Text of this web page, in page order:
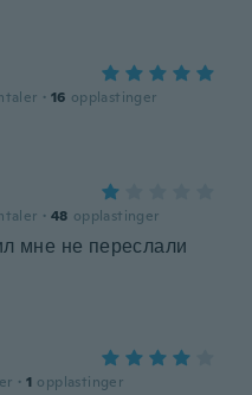
· 16 opplastinger
· 48 opplastinger
мне не переслали
· 1 opplastinger